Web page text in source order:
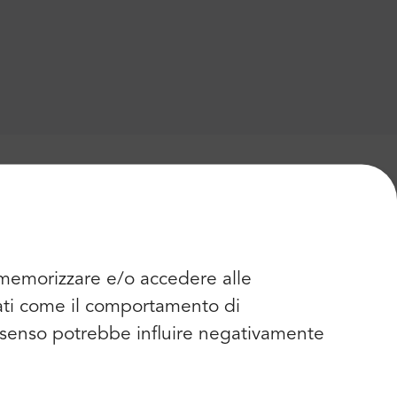
e/o accedere alle
come il comportamento di
potrebbe influire negativamente